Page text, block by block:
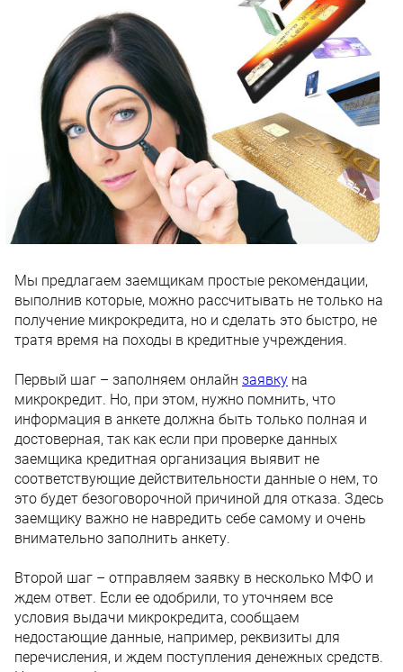
Мы предлагаем заемщикам простые рекомендации,
выполнив которые, можно рассчитывать не только на
получение микрокредита, но и сделать это быстро, не
тратя время на походы в кредитные учреждения.
Первый шаг – заполняем онлайн заявку на
микрокредит. Но, при этом, нужно помнить, что
информация в анкете должна быть только полная и
достоверная, так как если при проверке данных
заемщика кредитная организация выявит не
соответствующие действительности данные о нем, то
это будет безоговорочной причиной для отказа. Здесь
заемщику важно не навредить себе самому и очень
внимательно заполнить анкету.
Второй шаг – отправляем заявку в несколько МФО и
ждем ответ. Если ее одобрили, то уточняем все
условия выдачи микрокредита, сообщаем
недостающие данные, например, реквизиты для
перечисления, и ждем поступления денежных средств.